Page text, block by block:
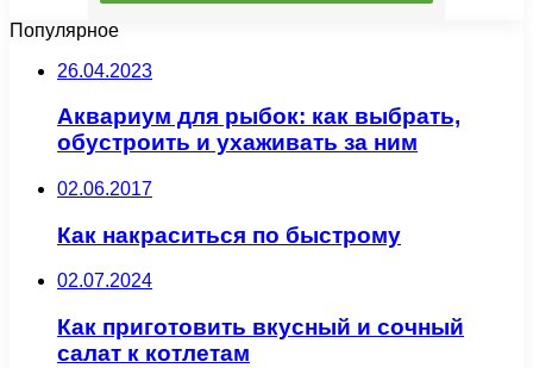
Популярное
26.04.2023
Аквариум для рыбок: как выбрать,
обустроить и ухаживать за ним
02.06.2017
Как накраситься по быстрому
02.07.2024
Как приготовить вкусный и сочный
салат к котлетам